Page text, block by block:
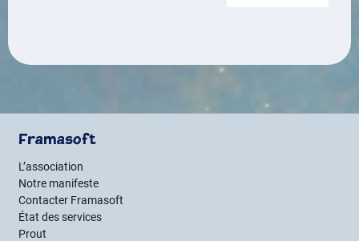
Framasoft
L’association
Notre manifeste
Contacter Framasoft
État des services
Prout